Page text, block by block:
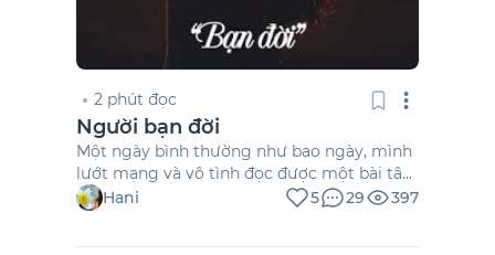
2 phút đọc
Người bạn đời
Một ngày bình thường như bao ngày, mình
lướt mạng và vô tình đọc được một bài tâm
sự. Một bạn nam trải lòng sau ly hôn, để lại
câu hỏi ngỏ: “Mấy ai trong đời có thể đi trọn
Hani 5 29 397